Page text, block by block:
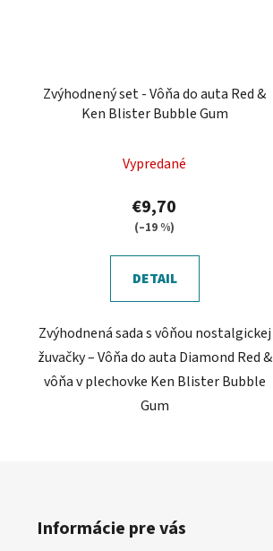
Zvýhodnený set - Vôňa do auta Red &
Ken Blister Bubble Gum
Vypredané
€9,70
(–19 %)
DETAIL
Zvýhodnená sada s vôňou nostalgickej
žuvačky – Vôňa do auta Diamond Red &
vôňa v plechovke Ken Blister Bubble
Gum
Informácie pre vás